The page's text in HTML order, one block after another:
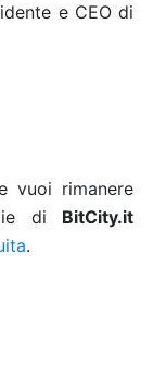
e CEO di
vuoi rimanere
di BitCity.it
.